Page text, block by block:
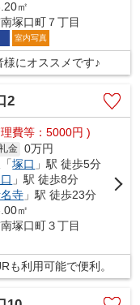
㎡
塚口町７丁目
室内写真
にオススメです♪
2
費等：5000円 )
金 0万円
塚口 」駅 徒歩5分
」駅 徒歩8分
寺 」駅 徒歩23分
㎡
塚口町３丁目
も利用可能で便利。